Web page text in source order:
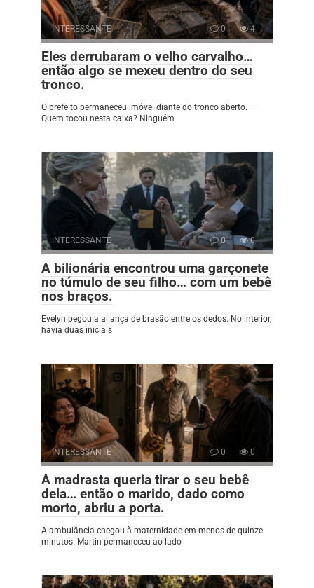
INTERESSANTE 0 4
Eles derrubaram o velho carvalho…
então algo se mexeu dentro do seu
tronco.
O prefeito permaneceu imóvel diante do tronco aberto. —
Quem tocou nesta caixa? Ninguém
INTERESSANTE 0 0
A bilionária encontrou uma garçonete
no túmulo de seu filho… com um bebê
nos braços.
Evelyn pegou a aliança de brasão entre os dedos. No interior,
havia duas iniciais
INTERESSANTE 0 0
A madrasta queria tirar o seu bebê
dela… então o marido, dado como
morto, abriu a porta.
A ambulância chegou à maternidade em menos de quinze
minutos. Martin permaneceu ao lado